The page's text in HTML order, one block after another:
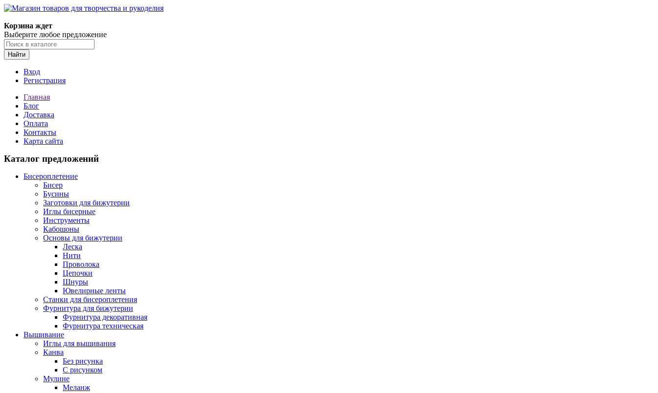
Корзина ждет
Выберите любое предложение
Найти
Вход
Регистрация
Главная
Блог
Доставка
Оплата
Контакты
Карта сайта
Каталог предложений
Бисероплетение
Бисер
Бусины
Заготовки для бижутерии
Иглы бисерные
Инструменты
Кабошоны
Основы для бижутерии
Леска
Нити
Проволока
Цепочки
Шнуры
Ювелирные ленты
Станки для бисероплетения
Фурнитура для бижутерии
Фурнитура декоративная
Фурнитура техническая
Вышивание
Иглы для вышивания
Канва
Без рисунка
С рисунком
Мулине
Меланж